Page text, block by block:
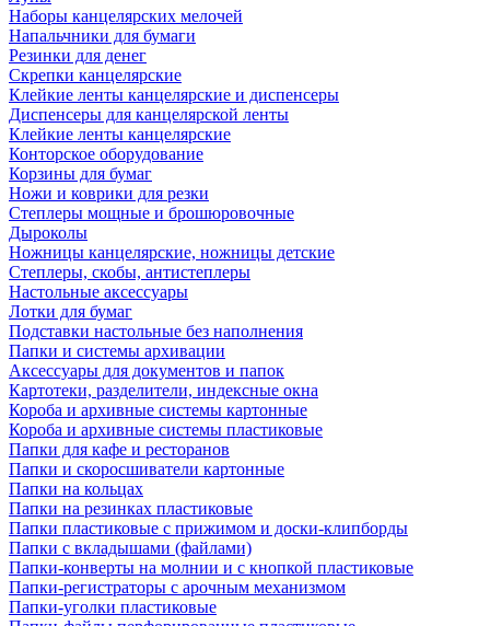
Наборы канцелярских мелочей
Напальчники для бумаги
Резинки для денег
Скрепки канцелярские
Клейкие ленты канцелярские и диспенсеры
Диспенсеры для канцелярской ленты
Клейкие ленты канцелярские
Конторское оборудование
Корзины для бумаг
Ножи и коврики для резки
Степлеры мощные и брошюровочные
Дыроколы
Ножницы канцелярские, ножницы детские
Степлеры, скобы, антистеплеры
Настольные аксессуары
Лотки для бумаг
Подставки настольные без наполнения
Папки и системы архивации
Аксессуары для документов и папок
Картотеки, разделители, индексные окна
Короба и архивные системы картонные
Короба и архивные системы пластиковые
Папки для кафе и ресторанов
Папки и скоросшиватели картонные
Папки на кольцах
Папки на резинках пластиковые
Папки пластиковые с прижимом и доски-клипборды
Папки с вкладышами (файлами)
Папки-конверты на молнии и с кнопкой пластиковые
Папки-регистраторы с арочным механизмом
Папки-уголки пластиковые